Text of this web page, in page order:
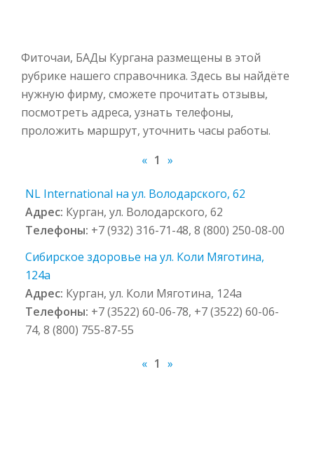
Фиточаи, БАДы Кургана размещены в этой
рубрике нашего справочника. Здесь вы найдёте
нужную фирму, сможете прочитать отзывы,
посмотреть адреса, узнать телефоны,
проложить маршрут, уточнить часы работы.
« 1 »
NL International на ул. Володарского, 62
Адрес: Курган, ул. Володарского, 62
Телефоны: +7 (932) 316-71-48, 8 (800) 250-08-00
Сибирское здоровье на ул. Коли Мяготина,
124а
Адрес: Курган, ул. Коли Мяготина, 124а
Телефоны: +7 (3522) 60-06-78, +7 (3522) 60-06-
74, 8 (800) 755-87-55
« 1 »